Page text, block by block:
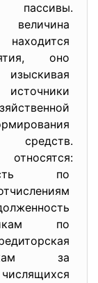
величина
находится
оно
источники
относятся:
по
по
за